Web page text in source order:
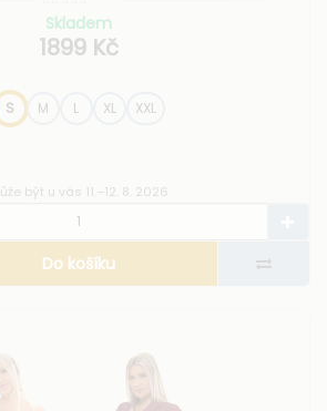
Skladem
1899 Kč
S M L XL XXL
být u vás 11.–12. 8. 2026
Do košíku